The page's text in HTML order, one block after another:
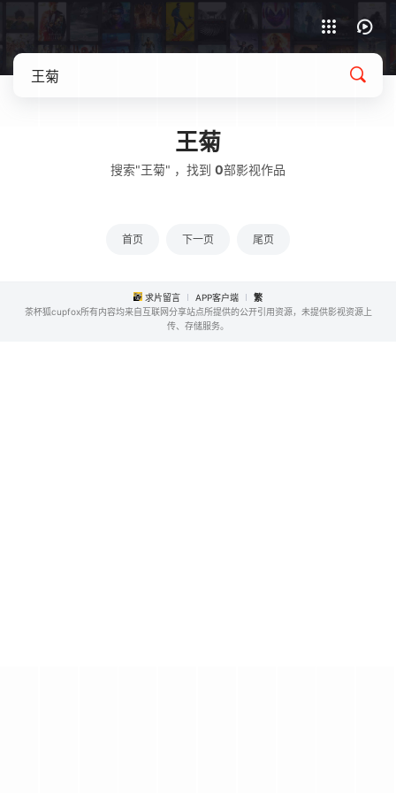
王菊
搜索"王菊" ，找到 0部影视作品
首页 下一页 尾页
求片留言 APP客户端
繁
茶杯狐cupfox所有内容均来自互联网分享站点所提供的公开引用资源，未提供影视资源上
传、存储服务。